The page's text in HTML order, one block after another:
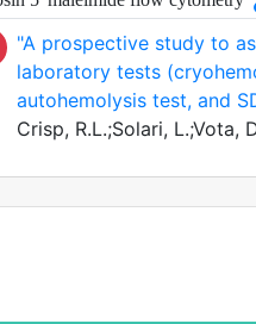
"A prospective study to
laboratory tests
autohemolysis test, and
Crisp, R.L.;Solari, L.;Vota,